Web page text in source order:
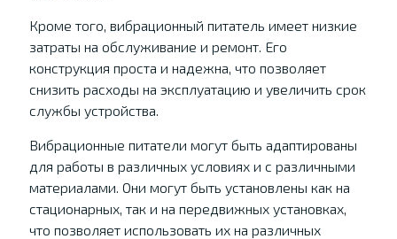
Кроме того, вибрационный питатель имеет низкие
затраты на обслуживание и ремонт. Его
конструкция проста и надежна, что позволяет
снизить расходы на эксплуатацию и увеличить срок
службы устройства.
Вибрационные питатели могут быть адаптированы
для работы в различных условиях и с различными
материалами. Они могут быть установлены как на
стационарных, так и на передвижных установках,
что позволяет использовать их на различных